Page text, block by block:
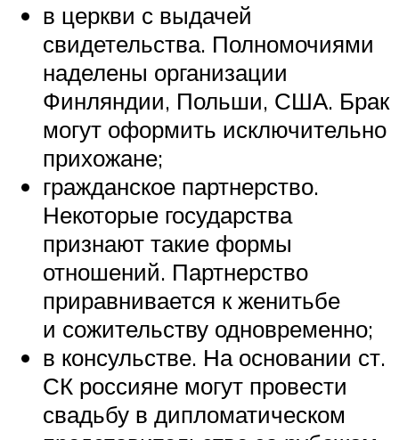
в церкви с выдачей
свидетельства. Полномочиями
наделены организации
Финляндии, Польши, США. Брак
могут оформить исключительно
прихожане;
гражданское партнерство.
Некоторые государства
признают такие формы
отношений. Партнерство
приравнивается к женитьбе
и сожительству одновременно;
в консульстве. На основании ст.
СК россияне могут провести
свадьбу в дипломатическом